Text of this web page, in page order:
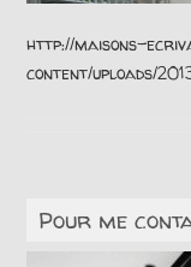
http://maisons-
content/uploads/
Pour me